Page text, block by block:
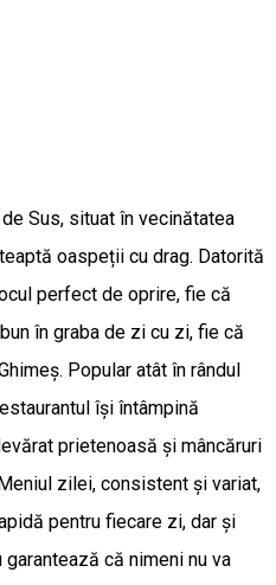
Sus, situat în vecinătatea
oaspeții cu drag. Datorită
perfect de oprire, fie că
în graba de zi cu zi, fie că
Popular atât în rândul
își întâmpină
prietenoasă și mâncăruri
zilei, consistent și variat,
pentru fiecare zi, dar și
că nimeni nu va